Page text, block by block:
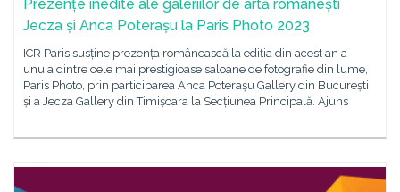
Prezențe inedite ale galeriilor de artă românești
Jecza și Anca Poterașu la Paris Photo 2023
ICR Paris susține prezența românească la ediția din acest an a
unuia dintre cele mai prestigioase saloane de fotografie din lume,
Paris Photo, prin participarea Anca Poterașu Gallery din București
și a Jecza Gallery din Timișoara la Secțiunea Principală. Ajuns